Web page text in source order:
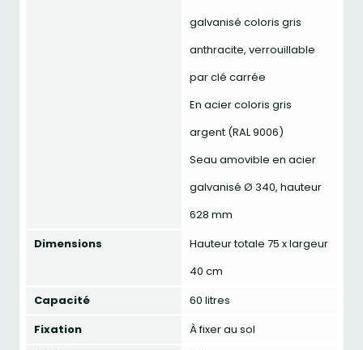
galvanisé coloris gris
anthracite, verrouillable
par clé carrée
En acier coloris gris
argent (RAL 9006)
Seau amovible en acier
galvanisé Ø 340, hauteur
628 mm
Dimensions
Hauteur totale 75 x largeur
40 cm
Capacité
60 litres
Fixation
À fixer au sol